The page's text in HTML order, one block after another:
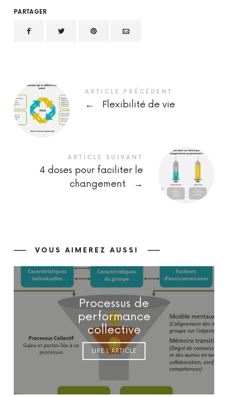
PARTAGER
ARTICLE PRÉCÉDENT
← Flexibilité de vie
ARTICLE SUIVANT
4 doses pour faciliter le
changement
→
VOUS AIMEREZ AUSSI
Processus de
performance
collective
LIRE L'ARTICLE